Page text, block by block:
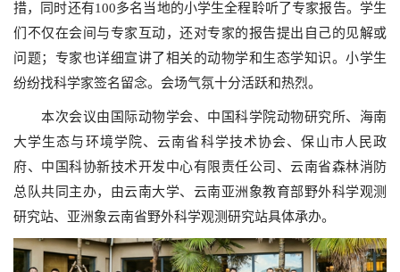
措，同时还有100多名当地的小学生全程聆听了专家报告。学生
们不仅在会间与专家互动，还对专家的报告提出自己的见解或
问题；专家也详细宣讲了相关的动物学和生态学知识。小学生
纷纷找科学家签名留念。会场气氛十分活跃和热烈。
本次会议由国际动物学会、中国科学院动物研究所、海南
大学生态与环境学院、云南省科学技术协会、保山市人民政
府、中国科协新技术开发中心有限责任公司、云南省森林消防
总队共同主办，由云南大学、云南亚洲象教育部野外科学观测
研究站、亚洲象云南省野外科学观测研究站具体承办。